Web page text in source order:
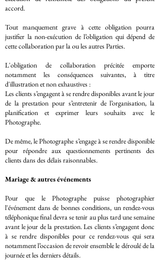
accord.
Tout manquement grave à cette obligation pourra
justifier la non-exécution de l’obligation qui dépend de
cette collaboration par la ou les autres Parties.
L'obligation de collaboration précitée emporte
notamment les conséquences suivantes, à titre
d'illustration et non exhaustives :
Les clients s’engagent à se rendre disponibles avant le jour
de la prestation pour s’entretenir de l’organisation, la
planification et exprimer leurs souhaits avec le
Photographe.
De même, le Photographe s’engage à se rendre disponible
pour répondre aux questionnements pertinents des
clients dans des délais raisonnables.
Mariage & autres événements
Pour que le Photographe puisse photographier
l'événement dans de bonnes conditions, un rendez-vous
téléphonique final devra se tenir au plus tard une semaine
avant le jour de la prestation. Les clients s’engagent donc
à se rendre disponibles pour ce rendez-vous qui sera
notamment l’occasion de revoir ensemble le déroulé de la
journée et les derniers détails.